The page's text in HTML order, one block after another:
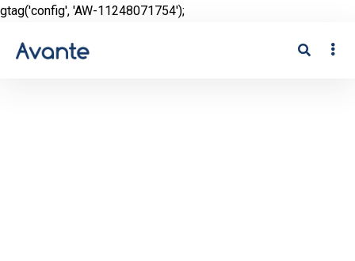
gtag('config', 'AW-11248071754');